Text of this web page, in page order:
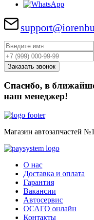
Спасибо, в
наш менеджер!
Магазин автозапчастей №1
О нас
Доставка и оплата
Гарантия
Вакансии
Автосервис
ОСАГО онлайн
Контакты